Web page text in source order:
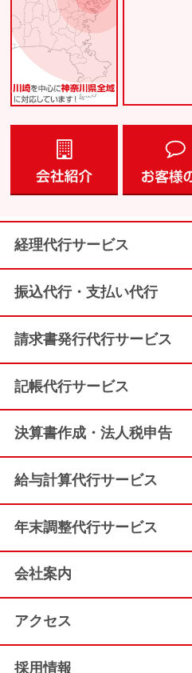
経理代行サービス
振込代行・支払い代行
請求書発行代行サービス
記帳代行サービス
決算書作成・法人税申告
給与計算代行サービス
年末調整代行サービス
会社案内
アクセス
採用情報